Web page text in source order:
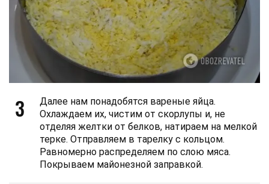
3
Далее нам понадобятся вареные яйца.
Охлаждаем их, чистим от скорлупы и, не
отделяя желтки от белков, натираем на мелкой
терке. Отправляем в тарелку с кольцом.
Равномерно распределяем по слою мяса.
Покрываем майонезной заправкой.